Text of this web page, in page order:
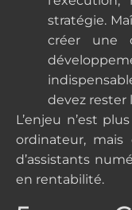
stratégie.
créer une
devez rester
L’enjeu n’est
ordinateur,
d’assistants
en rentabilité.